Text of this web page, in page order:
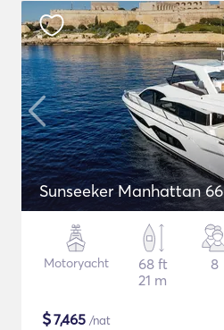
Sunseeker Manhattan 66
Motoryacht
68 ft
21 m
8
$7,465 /nat